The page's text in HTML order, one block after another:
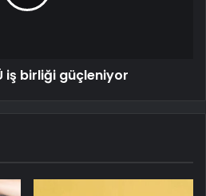
iş birliği güçleniyor